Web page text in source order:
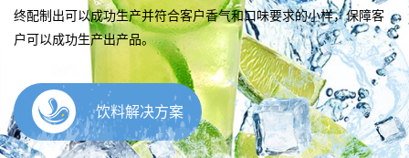
终配制出可以成功生产并符合客户香气和口味要求的小样，保障客
户可以成功生产出产品。
饮料解决方案